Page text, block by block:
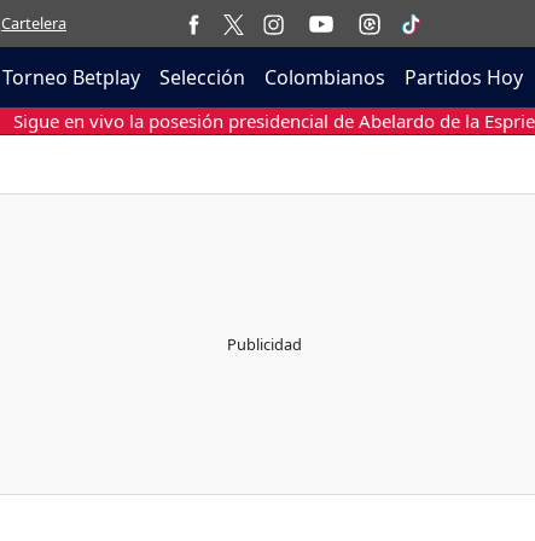
Cartelera
Torneo Betplay Selección Colombianos Partidos Hoy
Sigue en vivo la posesión presidencial de Abelardo de la